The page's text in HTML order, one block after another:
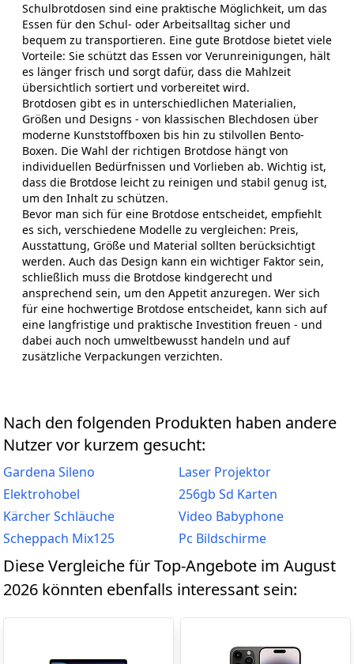
Schulbrotdosen sind eine praktische Möglichkeit, um das
Essen für den Schul- oder Arbeitsalltag sicher und
bequem zu transportieren. Eine gute Brotdose bietet viele
Vorteile: Sie schützt das Essen vor Verunreinigungen, hält
es länger frisch und sorgt dafür, dass die Mahlzeit
übersichtlich sortiert und vorbereitet wird.
Brotdosen gibt es in unterschiedlichen Materialien,
Größen und Designs - von klassischen Blechdosen über
moderne Kunststoffboxen bis hin zu stilvollen Bento-
Boxen. Die Wahl der richtigen Brotdose hängt von
individuellen Bedürfnissen und Vorlieben ab. Wichtig ist,
dass die Brotdose leicht zu reinigen und stabil genug ist,
um den Inhalt zu schützen.
Bevor man sich für eine Brotdose entscheidet, empfiehlt
es sich, verschiedene Modelle zu vergleichen: Preis,
Ausstattung, Größe und Material sollten berücksichtigt
werden. Auch das Design kann ein wichtiger Faktor sein,
schließlich muss die Brotdose kindgerecht und
ansprechend sein, um den Appetit anzuregen. Wer sich
für eine hochwertige Brotdose entscheidet, kann sich auf
eine langfristige und praktische Investition freuen - und
dabei auch noch umweltbewusst handeln und auf
zusätzliche Verpackungen verzichten.
Nach den folgenden Produkten haben andere
Nutzer vor kurzem gesucht:
Gardena Sileno
Laser Projektor
Elektrohobel
256gb Sd Karten
Kärcher Schläuche
Video Babyphone
Scheppach Mix125
Pc Bildschirme
Diese Vergleiche für Top-Angebote im August
2026 könnten ebenfalls interessant sein: